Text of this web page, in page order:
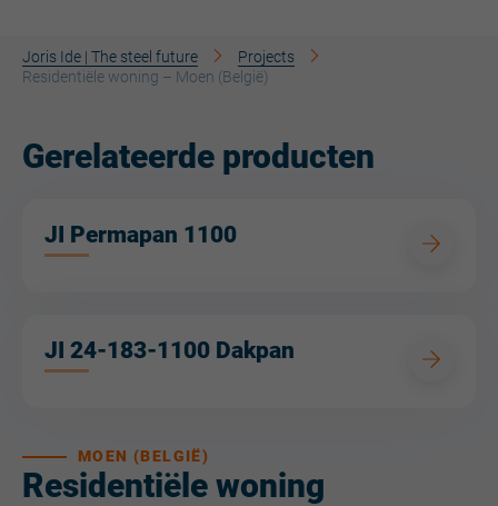
Joris Ide | The steel future
Projects
Residentiële woning – Moen (België)
Gerelateerde producten
JI Permapan 1100
JI 24-183-1100 Dakpan
Residentiële woning
MOEN (BELGIË)